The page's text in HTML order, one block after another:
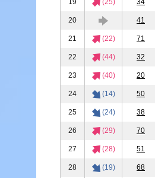
19 (25) 34
20 41
21 (22) 71
22 (44) 32
23 (40) 20
24 (14) 50
25 (24) 38
26 (29) 70
27 (28) 51
28 (19) 68